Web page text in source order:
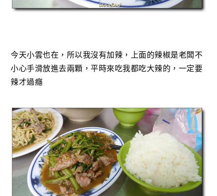
今天小雲也在，所以我沒有加辣，上面的辣椒是老闆不
小心手滑放進去兩顆，平時來吃我都吃大辣的，一定要
辣才過癮